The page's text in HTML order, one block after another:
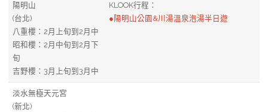
陽明山
(台北)
八重櫻：2月上旬到2月中
昭和櫻：2月中旬到2月下
旬
吉野櫻：3月上旬到3月中
KLOOK行程：
●陽明山公園&川湯溫泉泡湯半日遊
淡水無極天元宮
(新北)